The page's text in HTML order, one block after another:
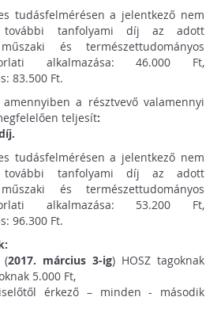
tudásfelmérésen a jelentkező nem
további tanfolyami díj az adott
és természettudományos
alkalmazása: 46.000 Ft,
83.500 Ft.
amennyiben a résztvevő valamennyi
teljesít:
tudásfelmérésen a jelentkező nem
további tanfolyami díj az adott
és természettudományos
alkalmazása: 53.200 Ft,
96.300 Ft.
(2017. március 3-ig) HOSZ tagoknak
5.000 Ft,
érkező – minden - második